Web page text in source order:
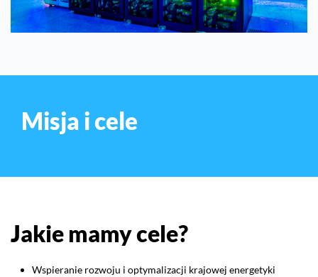
Misja i cele
Jakie mamy cele?
Wspieranie rozwoju i optymalizacji krajowej energetyki